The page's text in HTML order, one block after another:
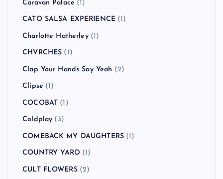
Caravan Palace (1)
CATO SALSA EXPERIENCE (1)
Charlotte Hatherley(1)
CHVRCHES (1)
Clap Your Hands Say Yeah (2)
Clipse (1)
COCOBAT (1)
Coldplay (3)
COMEBACK MY DAUGHTERS (1)
COUNTRY YARD (1)
CULT FLOWERS(2)